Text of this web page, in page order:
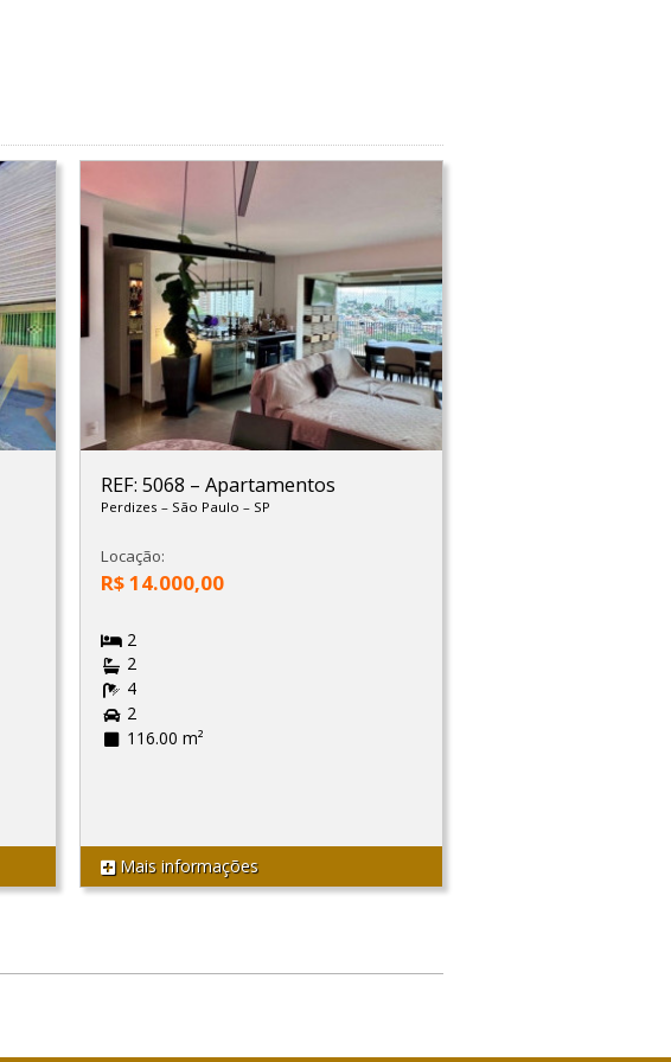
REF: 5068 –Apartamentos
Perdizes– São Paulo– SP
Locação:
R$ 14.000,00
2
2
4
2
116.00 m²
Mais informações